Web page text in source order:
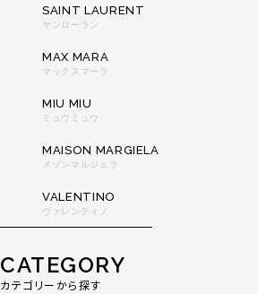
SAINT LAURENT
サンローラン
MAX MARA
マックスマーラ
MIU MIU
ミュウミュウ
MAISON MARGIELA
メゾンマルジェラ
VALENTINO
ヴァレンティノ
CATEGORY
カテゴリーから探す